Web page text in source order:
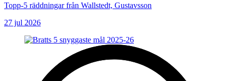
Topp-5 räddningar från Wallstedt, Gustavsson
27 jul 2026